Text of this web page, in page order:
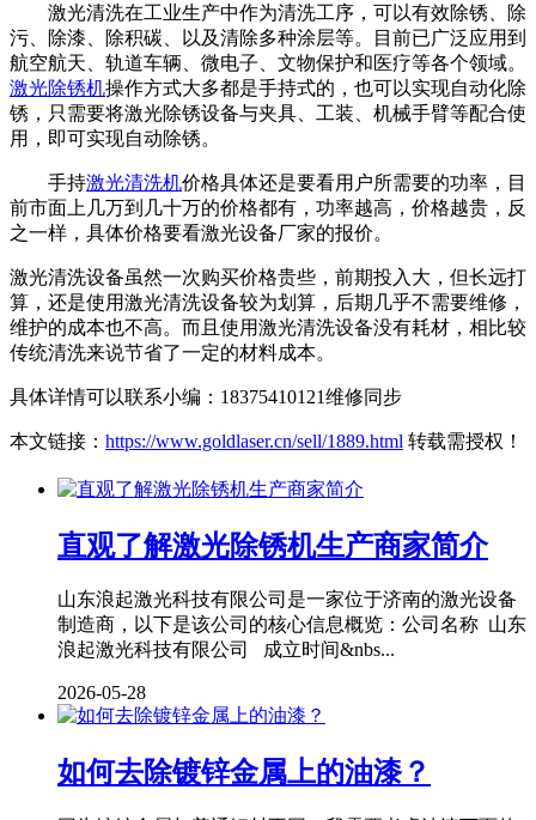
激光清洗在工业生产中作为清洗工序，可以有效除锈、除
污、除漆、除积碳、以及清除多种涂层等。目前已广泛应用到
航空航天、轨道车辆、微电子、文物保护和医疗等各个领域。
激光除锈机操作方式大多都是手持式的，也可以实现自动化除
锈，只需要将激光除锈设备与夹具、工装、机械手臂等配合使
用，即可实现自动除锈。
手持激光清洗机价格具体还是要看用户所需要的功率，目
前市面上几万到几十万的价格都有，功率越高，价格越贵，反
之一样，具体价格要看激光设备厂家的报价。
激光清洗设备虽然一次购买价格贵些，前期投入大，但长远打
算，还是使用激光清洗设备较为划算，后期几乎不需要维修，
维护的成本也不高。而且使用激光清洗设备没有耗材，相比较
传统清洗来说节省了一定的材料成本。
具体详情可以联系小编：18375410121维修同步
本文链接： https://www.goldlaser.cn/sell/1889.html 转载需授权！
直观了解激光除锈机生产商家简介
山东浪起激光科技有限公司是一家位于济南的激光设备
制造商，以下是该公司的核心信息概览：公司名称 山东
浪起激光科技有限公司 成立时间&nbs...
2026-05-28
如何去除镀锌金属上的油漆？